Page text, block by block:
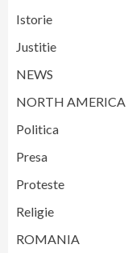
Istorie
Justitie
NEWS
NORTH AMERICA
Politica
Presa
Proteste
Religie
ROMANIA